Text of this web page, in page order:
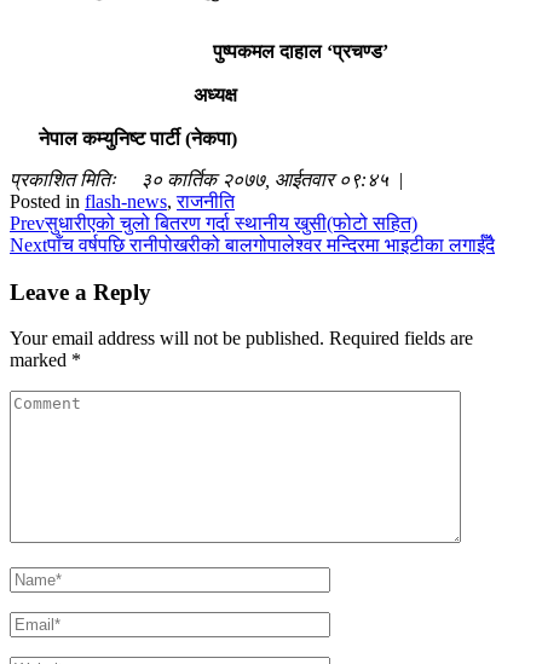
पुष्पकमल दाहाल ‘प्रचण्ड’
अध्यक्ष
नेपाल कम्युनिष्ट पार्टी (नेकपा)
प्रकाशित मितिः ३० कार्तिक २०७७, आईतवार ०९:४५ |
Posted in flash-news,राजनीति
Prevसुधारीएको चुलो बितरण गर्दा स्थानीय खुसी(फोटो सहित)
Nextपाँच वर्षपछि रानीपोखरीको बालगोपालेश्वर मन्दिरमा भाइटीका लगाईँदै
Leave a Reply
Your email address will not be published. Required fields are
marked *